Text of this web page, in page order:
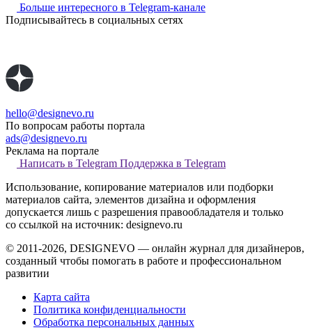
Больше интересного в Telegram‑канале
Подписывайтесь в социальных сетях
hello@designevo.ru
По вопросам работы портала
ads@designevo.ru
Реклама на портале
Написать в Telegram Поддержка в Telegram
Использование, копирование материалов или подборки
материалов сайта, элементов дизайна и оформления
допускается лишь с разрешения правообладателя и только
со ссылкой на источник: designevo.ru
© 2011-2026, DESIGNEVO — онлайн журнал для дизайнеров,
созданный чтобы помогать в работе и профессиональном
развитии
Карта сайта
Политика конфиденциальности
Обработка персональных данных